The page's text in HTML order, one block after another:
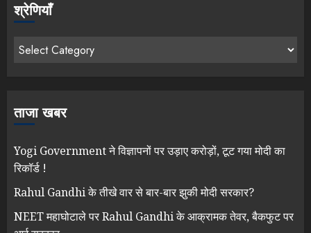
श्रेणियाँ
ताजा खबर
Yogi Government ने विज्ञापनों पर उड़ाए करोड़ों, टूट गया मोदी का
रिकॉर्ड !
Rahul Gandhi के तीखे वार से बार-बार झुकी मोदी सरकार?
NEET महाघोटाले पर Rahul Gandhi के आक्रामक तेवर, बैकफुट पर